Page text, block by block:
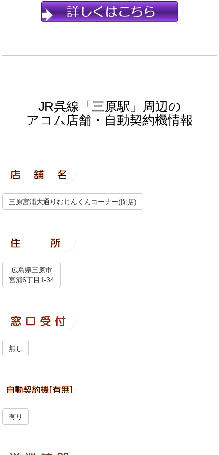
JR呉線「三原駅」周辺の
アコム店舗・自動契約機情報
三原宮浦大通りむじんくんコーナー(閉店)
広島県三原市
宮浦6丁目1-34
無し
有り